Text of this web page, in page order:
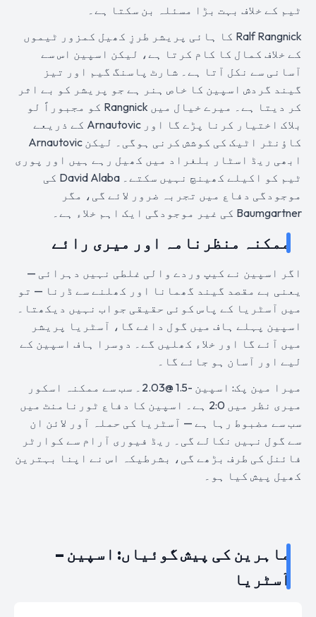
ٹیم کے خلاف بہت بڑا مسئلہ بن سکتا ہے۔
Ralf Rangnick کا ہائی پریشر طرزِ کھیل کمزور ٹیموں
کے خلاف کمال کا کام کرتا ہے، لیکن اسپین اس سے
آسانی سے نکل آتا ہے۔ شارٹ پاسنگ گیم اور تیز
گیند گردش اسپین کا خاص ہنر ہے جو پریشر کو بے اثر
کر دیتا ہے۔ میرے خیال میں Rangnick کو مجبوراً لو
بلاک اختیار کرنا پڑے گا اور Arnautovic کے ذریعے
کاؤنٹر اٹیک کی کوشش کرنی ہوگی۔ لیکن Arnautovic
ابھی ریڈ اسٹار بلغراد میں کھیل رہے ہیں اور پوری
ٹیم کو اکیلے کھینچ نہیں سکتے۔ David Alaba کی
موجودگی دفاع میں تجربہ ضرور لائے گی، مگر
Baumgartner کی غیر موجودگی ایک اہم خلاء ہے۔
ممکنہ منظرنامہ اور میری رائے
اگر اسپین نے کیپ وردے والی غلطی نہیں دہرائی —
یعنی بے مقصد گیند گھمانا اور کھلنے سے ڈرنا — تو
میں آسٹریا کے پاس کوئی حقیقی جواب نہیں دیکھتا۔
اسپین پہلے ہاف میں گول داغے گا، آسٹریا پریشر
میں آئے گا اور خلاء کھلیں گے۔ دوسرا ہاف اسپین کے
لیے اور آسان ہو جائے گا۔
میرا مین پک: اسپین -1.5 @2.03۔ سب سے ممکنہ اسکور
میری نظر میں 2:0 ہے۔ اسپین کا دفاع ٹورنامنٹ میں
سب سے مضبوط رہا ہے — آسٹریا کی حملہ آور لائن ان
سے گول نہیں نکالے گی۔ ریڈ فیوری آرام سے کوارٹر
فائنل کی طرف بڑھے گی، بشرطیکہ اس نے اپنا بہترین
کھیل پیش کیا ہو۔
ماہرین کی پیش گوئیاں: اسپین –
آسٹریا